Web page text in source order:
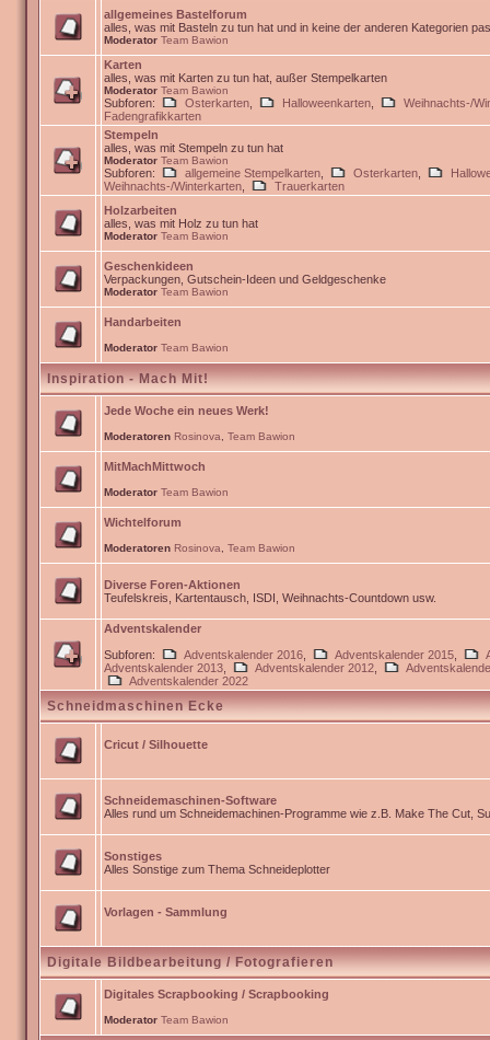
allgemeines Bastelforum
alles, was mit Basteln zu tun hat und in keine der anderen Kategorien
Moderator Team Bawion
Karten
alles, was mit Karten zu tun hat, außer Stempelkarten
Moderator Team Bawion
Subforen: Osterkarten Halloweenkarten
Weihnachts-/
Fadengrafikkarten
Stempeln
alles, was mit Stempeln zu tun hat
Moderator Team Bawion
Subforen: allgemeine Stempelkarten Osterkarten
Weihnachts-/Winterkarten
Trauerkarten
Holzarbeiten
alles, was mit Holz zu tun hat
Moderator Team Bawion
Geschenkideen
Verpackungen, Gutschein-Ideen und Geldgeschenke
Moderator Team Bawion
Handarbeiten
Moderator Team Bawion
Inspiration - Mach Mit!
Jede Woche ein neues Werk!
Moderatoren Rosinova Team Bawion
MitMachMittwoch
Moderator Team Bawion
Wichtelforum
Moderatoren Rosinova Team Bawion
Diverse Foren-Aktionen
Teufelskreis, Kartentausch, ISDI, Weihnachts-Countdown usw.
Adventskalender
Subforen:
Adventskalender 2016 Adventskalender 2015
Adventskalender 2013
Adventskalender 2012
Adventskalender 2022
Schneidmaschinen Ecke
Cricut / Silhouette
Schneidemaschinen-Software
Alles rund um Schneidemachinen-Programme wie z.B. Make The Cut,
Sonstiges
Alles Sonstige zum Thema Schneideplotter
Vorlagen - Sammlung
Digitale Bildbearbeitung / Fotografieren
Digitales Scrapbooking / Scrapbooking
Moderator Team Bawion